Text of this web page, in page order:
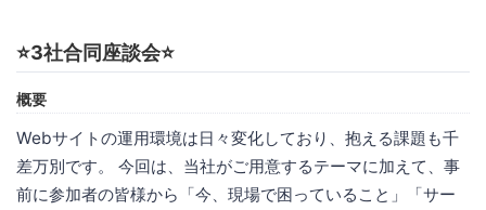
⭐️3社合同座談会⭐️
概要
Webサイトの運用環境は日々変化しており、抱える課題も千
差万別です。 今回は、当社がご用意するテーマに加えて、事
前に参加者の皆様から「今、現場で困っていること」「サー